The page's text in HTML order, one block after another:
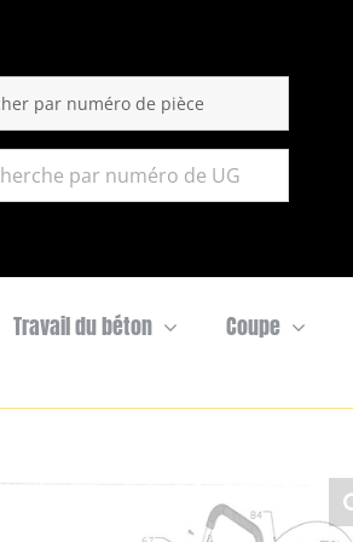
Travail du béton Coupe